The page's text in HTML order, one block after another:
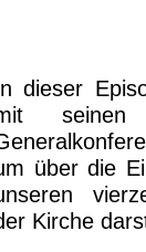
dieser
über die
Kirche